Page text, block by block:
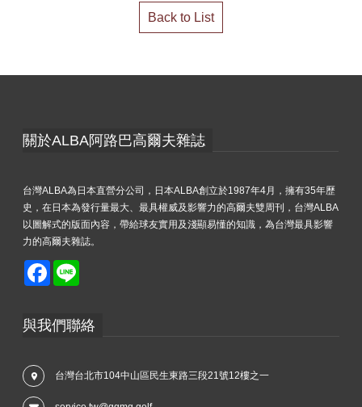
Back to List
關於ALBA阿路巴高爾夫雜誌
台灣ALBA為日本直營分公司，日本ALBA創立於1987年4月，擁有35年歷
史，在日本為發行量最大、最具權威及影響力的高爾夫雙周刊，台灣ALBA
以圖解式的版面內容，帶給球友實用及淺顯易懂的知識，為台灣最具影響
力的高爾夫雜誌。
Facebook
與我們聯絡
台灣台北市104中山區民生東路三段21號12樓之一